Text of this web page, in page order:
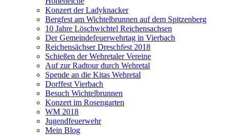
Konzert der Ladyknacker
Bergfest am Wichtelbrunnen auf dem Spitzenberg
10 Jahre Löschwichtel Reichensachsen
Der Gemeindefeuerwehrtag in Vierbach
Reichensächser Dreschfest 2018
Schießen der Wehretaler Vereine
Auf zur Radtour durch Wehretal
Spende an die Kitas Wehretal
Dorffest Vierbach
Besuch Wichtelbrunnen
Konzert im Rosengarten
WM 2018
Jugendfeuerwehr
Mein Blog